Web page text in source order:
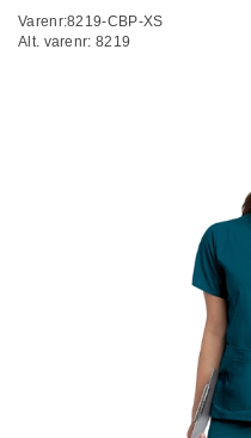
Varenr:8219-CBP-XS
Alt. varenr: 8219